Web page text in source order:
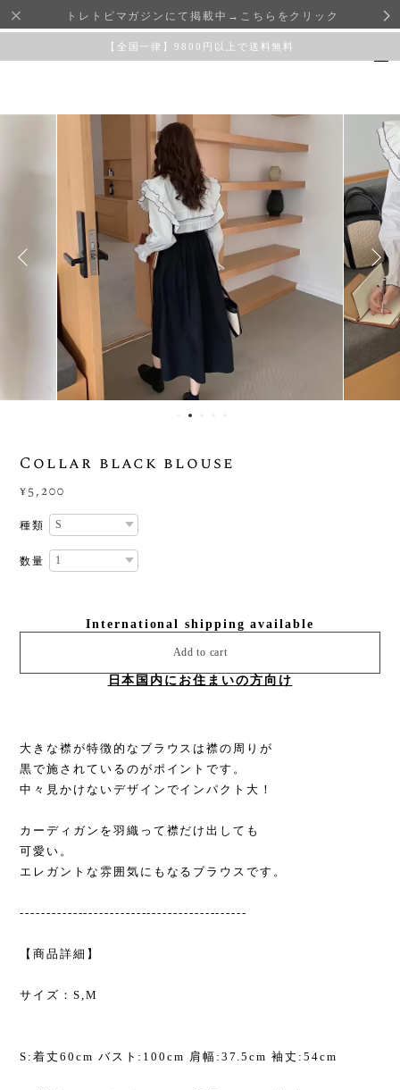
トレトピマガジンにて掲載中→こちらをクリック
【全国一律】9800円以上で送料無料
Collar black blouse
¥5,200
種類
数量
International shipping available
Add to cart
日本国内にお住まいの方向け
大きな襟が特徴的なブラウスは襟の周りが
黒で施されているのがポイントです。
中々見かけないデザインでインパクト大！
カーディガンを羽織って襟だけ出しても
可愛い。
エレガントな雰囲気にもなるブラウスです。
-------------------------------------------
【商品詳細】
サイズ：S,M
S:着丈60cm バスト:100cm 肩幅:37.5cm 袖丈:54cm